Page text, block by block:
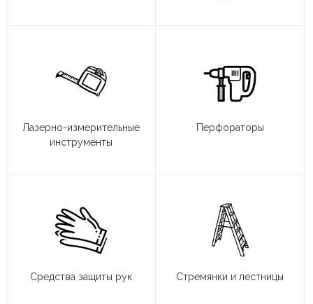
Лазерно-измерительные
инструменты
Перфораторы
Средства защиты рук Стремянки и лестницы